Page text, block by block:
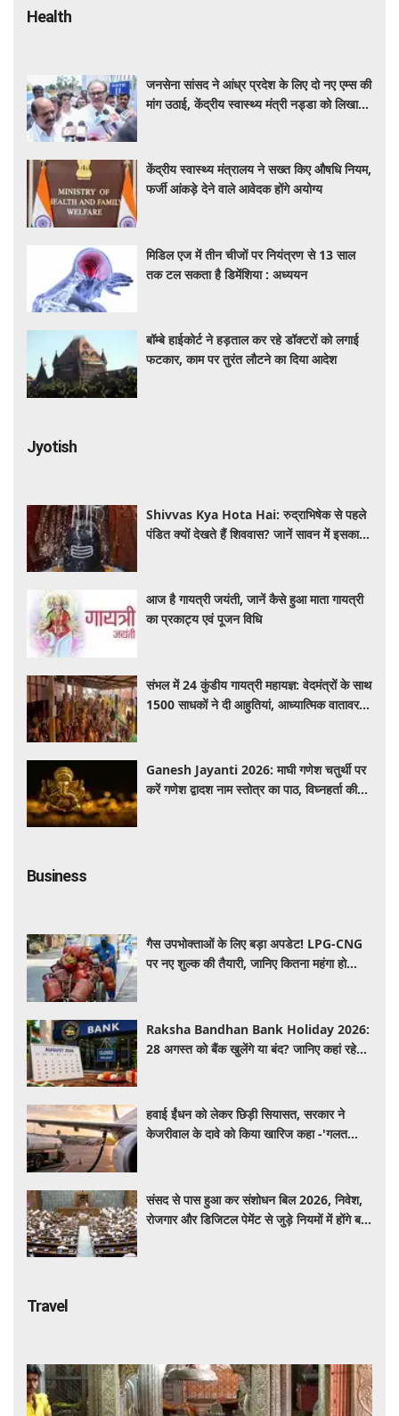
Health
जनसेना सांसद ने आंध्र प्रदेश के लिए दो नए एम्स की
मांग उठाई, केंद्रीय स्वास्थ्य मंत्री नड्डा को लिखा
केंद्रीय स्वास्थ्य मंत्रालय ने सख्त किए औषधि नियम,
फर्जी आंकड़े देने वाले आवेदक होंगे अयोग्य
मिडिल एज में तीन चीजों पर नियंत्रण से 13 साल
तक टल सकता है डिमेंशिया : अध्ययन
बॉम्बे हाईकोर्ट ने हड़ताल कर रहे डॉक्टरों को लगाई
फटकार, काम पर तुरंत लौटने का दिया आदेश
Jyotish
Shivvas Kya Hota Hai: रुद्राभिषेक से पहले
पंडित क्यों देखते हैं शिववास? जानें सावन में इसका
आज है गायत्री जयंती, जानें कैसे हुआ माता गायत्री
का प्रकाट्य एवं पूजन विधि
संभल में 24 कुंडीय गायत्री महायज्ञ: वेदमंत्रों के साथ
1500 साधकों ने दी आहुतियां, आध्यात्मिक वातावरण
Ganesh Jayanti 2026: माघी गणेश चतुर्थी पर
करें गणेश द्वादश नाम स्तोत्र का पाठ, विघ्नहर्ता की
Business
गैस उपभोक्ताओं के लिए बड़ा अपडेट! LPG-CNG
पर नए शुल्क की तैयारी, जानिए कितना महंगा हो
Raksha Bandhan Bank Holiday 2026:
28 अगस्त को बैंक खुलेंगे या बंद? जानिए कहां रहेगी
हवाई ईंधन को लेकर छिड़ी सियासत, सरकार ने
केजरीवाल के दावे को किया खारिज कहा -'गलत
संसद से पास हुआ कर संशोधन बिल 2026, निवेश,
रोजगार और डिजिटल पेमेंट से जुड़े नियमों में होंगे बड़े
Travel